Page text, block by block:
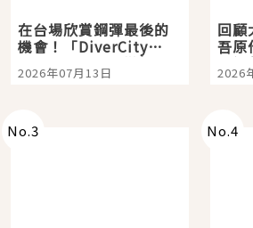
在台場欣賞鋼彈最後的
機會！「DiverCity
Tokyo Plaza」搭船、
購物、美食及夜景，一
2026年07月13日
回顧
吾原
影
2026
No.3 No.4